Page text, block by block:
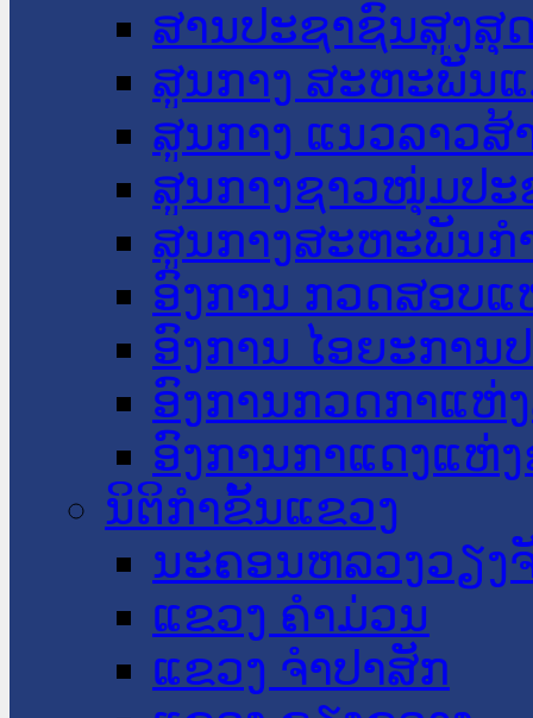
ສານປະຊາຊົນສູງສຸ
ສູນກາງ ສະຫະພັນ
ສູນກາງ ແນວລາວສ້
ສູນກາງຊາວໜຸ່ມປະ
ສູນກາງສະຫະພັນກ
ອົງການ ກວດສອບແ
ອົງການ ໄອຍະການ
ອົງການກວດກາແຫ່
ອົງການກາແດງແຫ່
ນິຕິກໍາຂັ້ນແຂວງ
ນະ​ຄອນ​ຫລວງວຽງ
ແຂວງ ຄໍາມ່ວນ
ແຂວງ ຈໍາປາສັກ